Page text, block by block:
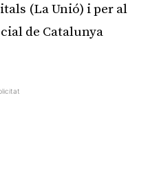
(La Unió) i per al
de Catalunya